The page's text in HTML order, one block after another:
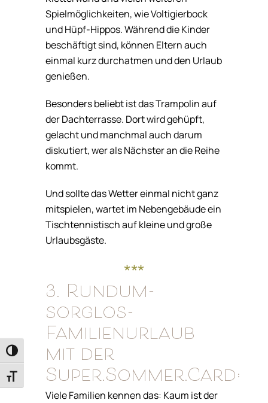
Umschalten auf hohe Kontraste
Schrift vergrößern
Spielmöglichkeiten, wie Voltigierbock
und Hüpf-Hippos. Während die Kinder
beschäftigt sind, können Eltern auch
einmal kurz durchatmen und den Urlaub
genießen.
Besonders beliebt ist das Trampolin auf
der Dachterrasse. Dort wird gehüpft,
gelacht und manchmal auch darum
diskutiert, wer als Nächster an die Reihe
kommt.
Und sollte das Wetter einmal nicht ganz
mitspielen, wartet im Nebengebäude ein
Tischtennistisch auf kleine und große
Urlaubsgäste.
***
3. Rundum-
sorglos-
Familienurlaub
mit der
Super.Sommer.Card:
Viele Familien kennen das: Kaum ist der